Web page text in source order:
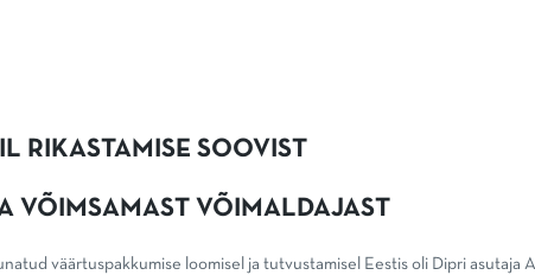
RIKASTAMISE SOOVIST
VÕIMSAMAST VÕIMALDAJAST
väärtuspakkumise loomisel ja tutvustamisel Eestis oli Dipri asutaja